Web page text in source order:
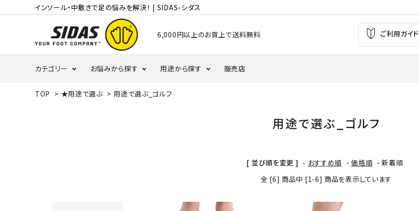
インソール・中敷きで足の悩みを解決！ | SIDAS-シダス
6,000円以上のお買上で送料無料 ご利用ガイド
カテゴリー お悩みから探す 用途から探す
バスケットボール テニス・バドミントン
販売店
TOP > ★用途で選ぶ > 用途で選ぶ_ゴルフ
用途で選ぶ_ゴルフ
[ 並び順を変更 ] - おすすめ順 -価格順 -新着順
全 [6] 商品中 [1-6] 商品を表示しています